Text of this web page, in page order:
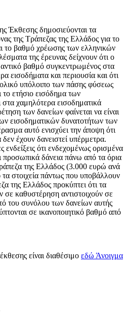
Έκθεσης δημοσιεύονται τα
της Τράπεζας της Ελλάδος για το
το βαθμό χρέωσης των ελληνικών
της έρευνας δείχνουν ότι ο
βαθμό συγκεντρωμένος στα
εισοδήματα και περιουσία και ότι
υπόλοιπο των πάσης φύσεως
το ετήσιο εισόδημα των
χαμηλότερα εισοδηματικά
των δανείων φαίνεται να είναι
εισοδηματικών δυνατοτήτων των
αυτό ενισχύει την άποψη ότι
δεν έχουν δανειστεί υπέρμετρα.
ότι ενδεχομένως ορισμένα
προσωπικά δάνεια πάνω από τα όρια
της Ελλάδος (3.000 ευρώ ανά
στοιχεία πάντως που υποβάλλουν
της Ελλάδος προκύπτει ότι τα
σε καθυστέρηση αντιστοιχούν σε
του συνόλου των δανείων αυτής
σε ικανοποιητικό βαθμό από
είναι διαθέσιμο εδώ Άνοιγμα